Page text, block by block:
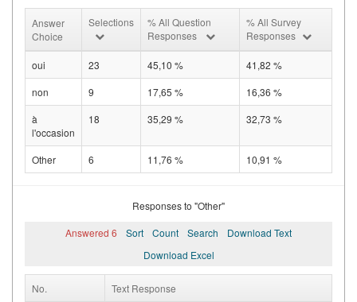
Answer
Choice
Selections
% All Question
Responses
% All Survey
Responses
oui 23 45,10 %
41,82 %
non
9 17,65 %
16,36 %
à
l'occasion
18 35,29 % 32,73 %
Other 6 11,76 % 10,91 %
Responses to "Other"
Answered 6
Sort Count Search
Download Text
Download Excel
No. Text Response